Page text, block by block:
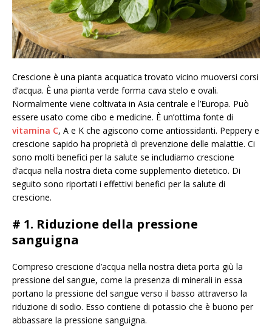
Crescione è una pianta acquatica trovato vicino muoversi corsi
d’acqua. È una pianta verde forma cava stelo e ovali.
Normalmente viene coltivata in Asia centrale e l’Europa. Può
essere usato come cibo e medicine. È un’ottima fonte di
vitamina C, A e K che agiscono come antiossidanti. Peppery e
crescione sapido ha proprietà di prevenzione delle malattie. Ci
sono molti benefici per la salute se includiamo crescione
d’acqua nella nostra dieta come supplemento dietetico. Di
seguito sono riportati i effettivi benefici per la salute di
crescione.
# 1. Riduzione della pressione
sanguigna
Compreso crescione d’acqua nella nostra dieta porta giù la
pressione del sangue, come la presenza di minerali in essa
portano la pressione del sangue verso il basso attraverso la
riduzione di sodio. Esso contiene di potassio che è buono per
abbassare la pressione sanguigna.